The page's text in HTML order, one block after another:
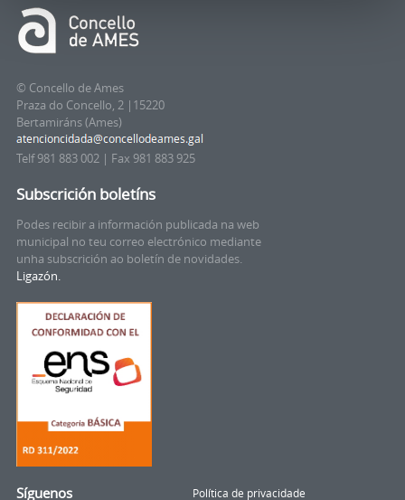
© Concello de Ames
Praza do Concello, 2 |15220
Bertamiráns (Ames)
Telf 981 883 002 | Fax 981 883 925
Subscrición boletíns
Podes recibir a información publicada na web
municipal no teu correo electrónico mediante
unha subscrición ao boletín de novidades.
Ligazón.
Síguenos Política de privacidade